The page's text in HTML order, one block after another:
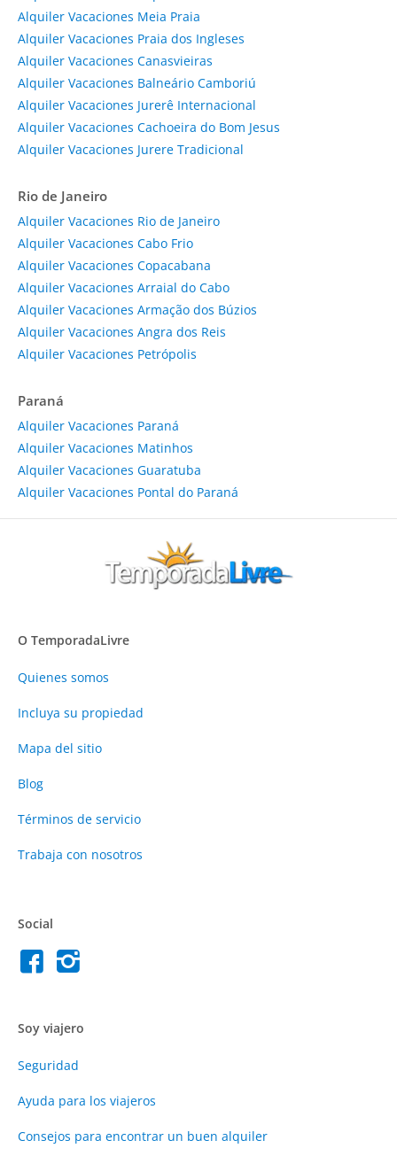
Alquiler Vacaciones Meia Praia
Alquiler Vacaciones Praia dos Ingleses
Alquiler Vacaciones Canasvieiras
Alquiler Vacaciones Balneário Camboriú
Alquiler Vacaciones Jurerê Internacional
Alquiler Vacaciones Cachoeira do Bom Jesus
Alquiler Vacaciones Jurere Tradicional
Rio de Janeiro
Alquiler Vacaciones Rio de Janeiro
Alquiler Vacaciones Cabo Frio
Alquiler Vacaciones Copacabana
Alquiler Vacaciones Arraial do Cabo
Alquiler Vacaciones Armação dos Búzios
Alquiler Vacaciones Angra dos Reis
Alquiler Vacaciones Petrópolis
Paraná
Alquiler Vacaciones Paraná
Alquiler Vacaciones Matinhos
Alquiler Vacaciones Guaratuba
Alquiler Vacaciones Pontal do Paraná
O TemporadaLivre
Quienes somos
Incluya su propiedad
Mapa del sitio
Blog
Términos de servicio
Trabaja con nosotros
Social
Soy viajero
Seguridad
Ayuda para los viajeros
Consejos para encontrar un buen alquiler